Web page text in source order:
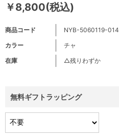
￥8,800(税込)
商品コード
NYB-5060119-014
カラー
チャ
在庫
△残りわずか
無料ギフトラッピング